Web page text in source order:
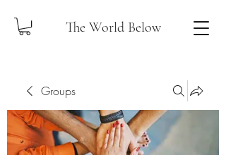
The World Below
Groups